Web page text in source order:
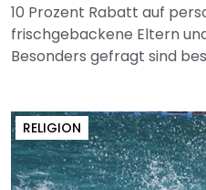
10 Prozent Rabatt auf
frischgebackene Eltern
Besonders gefragt sind
RELIGION